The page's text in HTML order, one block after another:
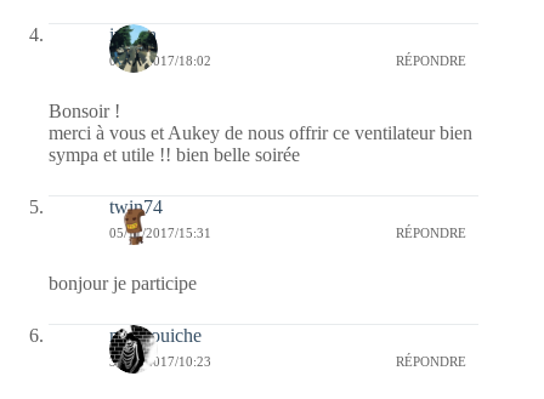
iwona
05/11/2017/18:02 RÉPONDRE
Bonsoir !
merci à vous et Aukey de nous offrir ce ventilateur bien
sympa et utile !! bien belle soirée
twin74
05/11/2017/15:31 RÉPONDRE
bonjour je participe
mechouiche
31/10/2017/10:23 RÉPONDRE